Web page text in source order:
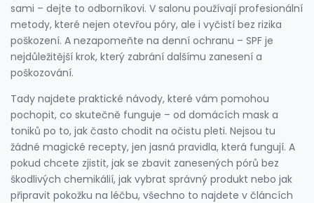
sami – dejte to odborníkovi. V salonu používají profesionální
metody, které nejen otevřou póry, ale i vyčistí bez rizika
poškození. A nezapomeňte na denní ochranu – SPF je
nejdůležitější krok, který zabrání dalšímu zanesení a
poškozování.
Tady najdete praktické návody, které vám pomohou
pochopit, co skutečně funguje – od domácích mask a
toniků po to, jak často chodit na očistu pleti. Nejsou tu
žádné magické recepty, jen jasná pravidla, která fungují. A
pokud chcete zjistit, jak se zbavit zanesených pórů bez
škodlivých chemikálií, jak vybrat správný produkt nebo jak
připravit pokožku na léčbu, všechno to najdete v článcích